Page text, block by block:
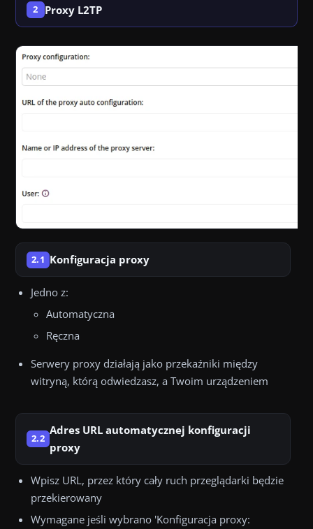
2 Proxy L2TP
2.1 Konfiguracja proxy
Jedno z:
Automatyczna
Ręczna
Serwery proxy działają jako przekaźniki między
witryną, którą odwiedzasz, a Twoim urządzeniem
2.2
Adres URL automatycznej konfiguracji
proxy
Wpisz URL, przez który cały ruch przeglądarki będzie
przekierowany
Wymagane jeśli wybrano 'Konfiguracja proxy: